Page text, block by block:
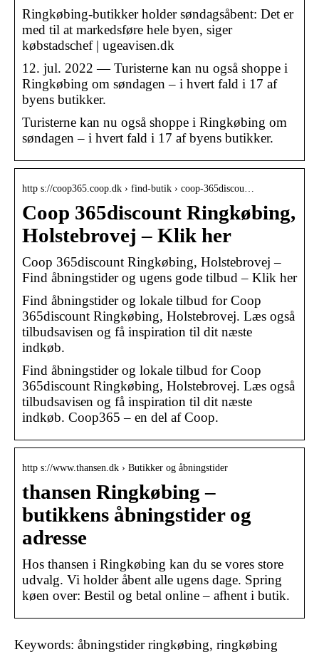
Ringkøbing-butikker holder søndagsåbent: Det er
med til at markedsføre hele byen, siger
købstadschef | ugeavisen.dk
12. jul. 2022 — Turisterne kan nu også shoppe i
Ringkøbing om søndagen – i hvert fald i 17 af
byens butikker.
Turisterne kan nu også shoppe i Ringkøbing om
søndagen – i hvert fald i 17 af byens butikker.
http s://coop365.coop.dk › find-butik › coop-365discou…
Coop 365discount Ringkøbing,
Holstebrovej – Klik her
Coop 365discount Ringkøbing, Holstebrovej –
Find åbningstider og ugens gode tilbud – Klik her
Find åbningstider og lokale tilbud for Coop
365discount Ringkøbing, Holstebrovej. Læs også
tilbudsavisen og få inspiration til dit næste
indkøb.
Find åbningstider og lokale tilbud for Coop
365discount Ringkøbing, Holstebrovej. Læs også
tilbudsavisen og få inspiration til dit næste
indkøb. Coop365 – en del af Coop.
http s://www.thansen.dk › Butikker og åbningstider
thansen Ringkøbing –
butikkens åbningstider og
adresse
Hos thansen i Ringkøbing kan du se vores store
udvalg. Vi holder åbent alle ugens dage. Spring
køen over: Bestil og betal online – afhent i butik.
Keywords: åbningstider ringkøbing, ringkøbing